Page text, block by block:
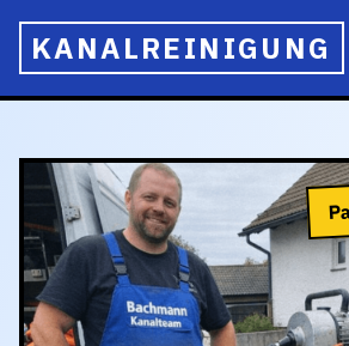
KANALREINIGUNG